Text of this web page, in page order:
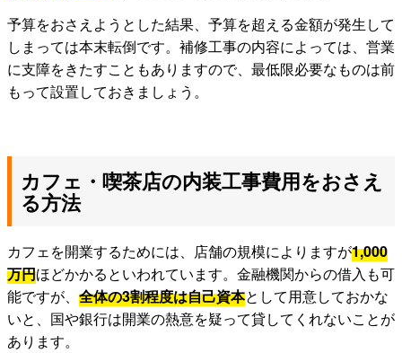
予算をおさえようとした結果、予算を超える金額が発生して
しまっては本末転倒です。補修工事の内容によっては、営業
に支障をきたすこともありますので、最低限必要なものは前
もって設置しておきましょう。
カフェ・喫茶店の内装工事費用をおさえ
る方法
カフェを開業するためには、店舗の規模によりますが1,000
万円ほどかかるといわれています。金融機関からの借入も可
能ですが、 全体の3割程度は自己資本として用意しておかな
いと、国や銀行は開業の熱意を疑って貸してくれないことが
あります。